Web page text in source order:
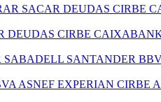
SACAR DEUDAS
DEUDAS CIRBE
SANTANDER
ASNEF EXPERIAN CIRBE